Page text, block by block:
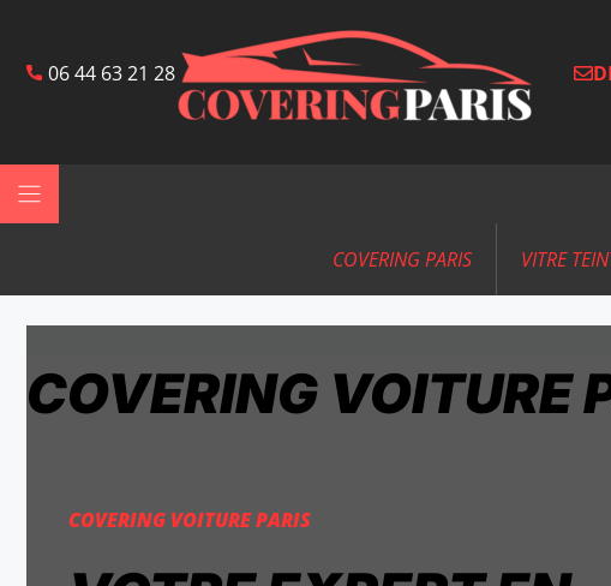
06 44 63 21 28
COVERING PARIS VITRE
COVERING VOITURE
COVERING VOITURE PARIS